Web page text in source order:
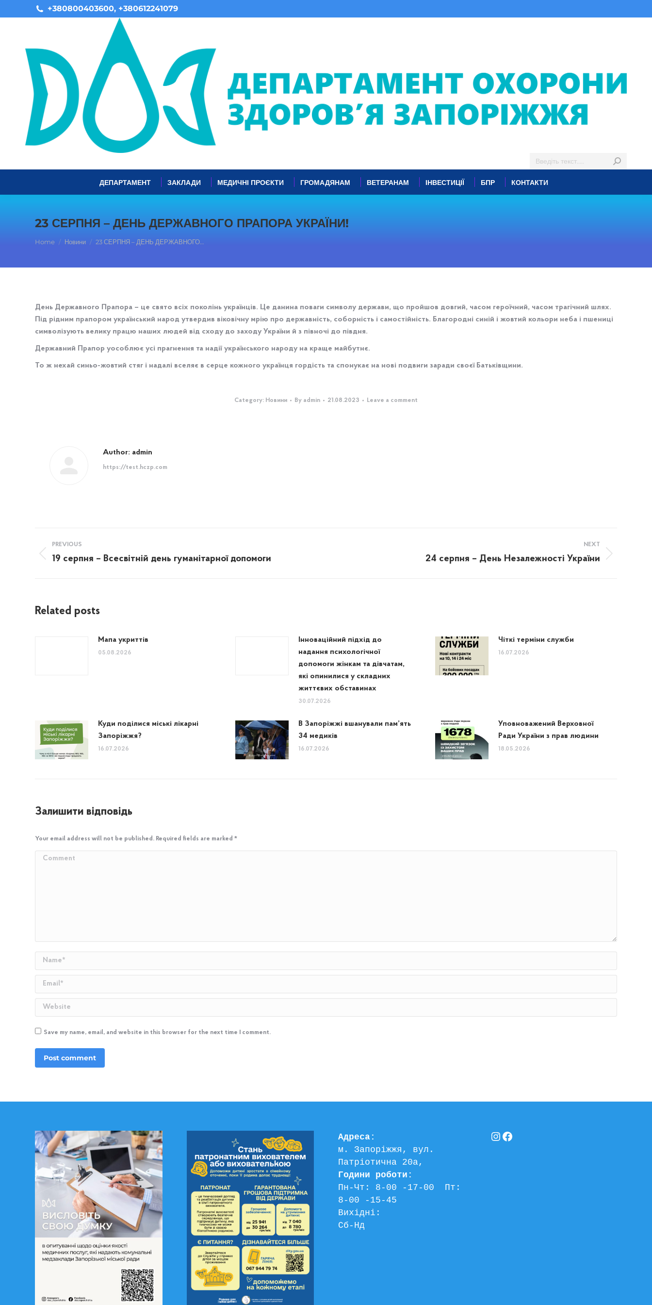
+380800403600, +380612241079
ДЕПАРТАМЕНТ ЗАКЛАДИ МЕДИЧНІ ПРОЄКТИ ГРОМАДЯНАМ ВЕТЕРАНАМ ІНВЕСТИЦІЇ БПР КОНТАКТИ
23 СЕРПНЯ – ДЕНЬ ДЕРЖАВНОГО ПРАПОРА УКРАЇНИ!
You are here:
Home Новини 23 СЕРПНЯ – ДЕНЬ ДЕРЖАВНОГО…
День Державного Прапора – це свято всіх поколінь українців. Це данина поваги символу держави, що пройшов довгий, часом героїчний, часом трагічний шлях.
Під рідним прапором український народ утвердив віковічну мрію про державність, соборність і самостійність. Благородні синій і жовтий кольори неба і пшениці
символізують велику працю наших людей від сходу до заходу України й з півночі до півдня.
Державний Прапор уособлює усі прагнення та надії українського народу на краще майбутнє.
То ж нехай синьо-жовтий стяг і надалі вселяє в серце кожного українця гордість та спонукає на нові подвиги заради своєї Батьківщини.
Category: Новини By admin 21.08.2023 Leave a comment
Author: admin
https://test.hczp.com
Post
navigation
PREVIOUS
Previous
19 серпня – Всесвітній день гуманітарної допомоги
NEXT
24 серпня – День Незалежності України
Related posts
Мапа укриттів
05.08.2026
Інноваційний підхід до
надання психологічної
допомоги жінкам та дівчатам,
які опинилися у складних
життєвих обставинах
30.07.2026
Чіткі терміни служби
16.07.2026
Куди поділися міські лікарні
Запоріжжя?
16.07.2026
В Запоріжжі вшанували пам’ять
34 медиків
16.07.2026
Уповноважений Верховної
Ради України з прав людини
18.05.2026
Залишити відповідь
Your email address will not be published. Required fields are marked *
Comment
Name *
Email *
Website
Save my name, email, and website in this browser for the next time I comment.
Post comment
Адреса:
м. Запоріжжя, вул.
Патріотична 20а,
Години роботи:
Пн-Чт: 8-00 -17-00  Пт:
8-00 -15-45
Вихідні:
Сб-Нд
Instagram
Facebook